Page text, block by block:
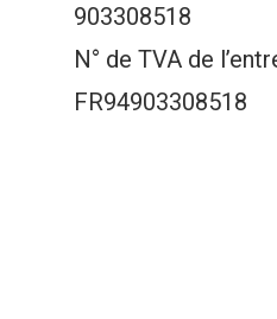
903308518
N° de TVA de
FR94903308518